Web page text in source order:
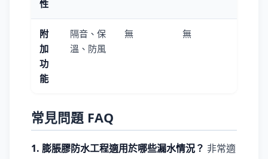
性
附
加
功
能
隔音、保
溫、防風
無 無
常見問題 FAQ
1. 膨脹膠防水工程適用於哪些漏水情況？ 非常適